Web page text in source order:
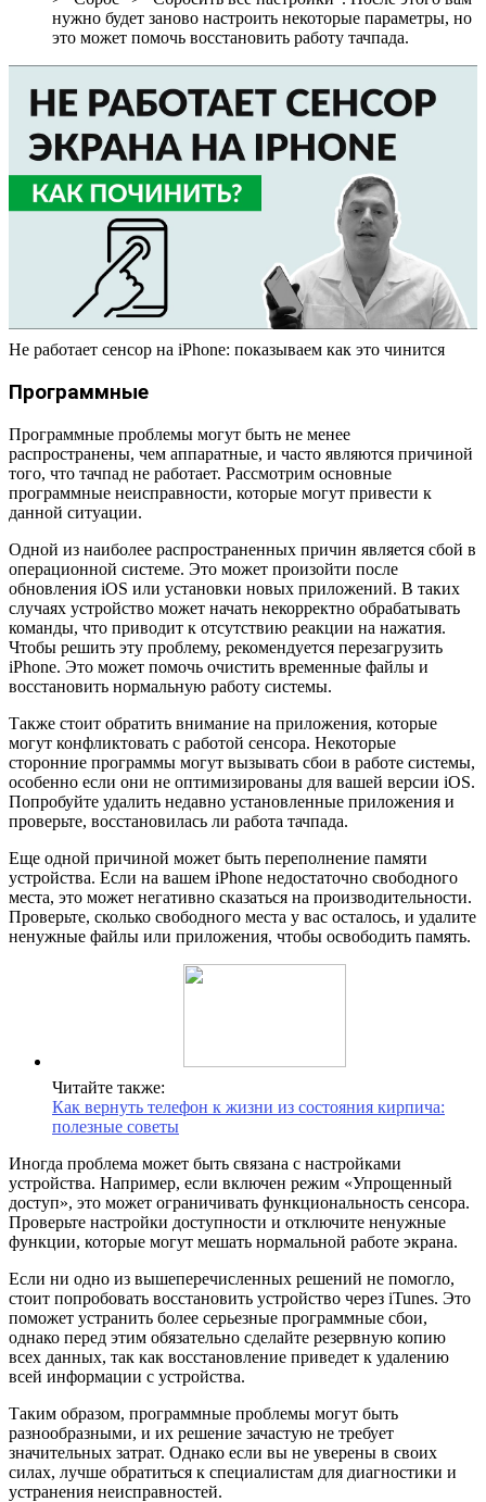
нужно будет заново настроить некоторые параметры, но
это может помочь восстановить работу тачпада.
Не работает сенсор на iPhone: показываем как это чинится
Программные
Программные проблемы могут быть не менее
распространены, чем аппаратные, и часто являются причиной
того, что тачпад не работает. Рассмотрим основные
программные неисправности, которые могут привести к
данной ситуации.
Одной из наиболее распространенных причин является сбой в
операционной системе. Это может произойти после
обновления iOS или установки новых приложений. В таких
случаях устройство может начать некорректно обрабатывать
команды, что приводит к отсутствию реакции на нажатия.
Чтобы решить эту проблему, рекомендуется перезагрузить
iPhone. Это может помочь очистить временные файлы и
восстановить нормальную работу системы.
Также стоит обратить внимание на приложения, которые
могут конфликтовать с работой сенсора. Некоторые
сторонние программы могут вызывать сбои в работе системы,
особенно если они не оптимизированы для вашей версии iOS.
Попробуйте удалить недавно установленные приложения и
проверьте, восстановилась ли работа тачпада.
Еще одной причиной может быть переполнение памяти
устройства. Если на вашем iPhone недостаточно свободного
места, это может негативно сказаться на производительности.
Проверьте, сколько свободного места у вас осталось, и удалите
ненужные файлы или приложения, чтобы освободить память.
Читайте также:
Как вернуть телефон к жизни из состояния кирпича:
полезные советы
Иногда проблема может быть связана с настройками
устройства. Например, если включен режим «Упрощенный
доступ», это может ограничивать функциональность сенсора.
Проверьте настройки доступности и отключите ненужные
функции, которые могут мешать нормальной работе экрана.
Если ни одно из вышеперечисленных решений не помогло,
стоит попробовать восстановить устройство через iTunes. Это
поможет устранить более серьезные программные сбои,
однако перед этим обязательно сделайте резервную копию
всех данных, так как восстановление приведет к удалению
всей информации с устройства.
Таким образом, программные проблемы могут быть
разнообразными, и их решение зачастую не требует
значительных затрат. Однако если вы не уверены в своих
силах, лучше обратиться к специалистам для диагностики и
устранения неисправностей.